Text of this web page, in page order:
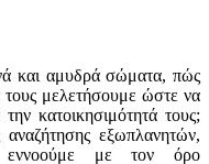
και αμυδρά σώματα, πώς
τους μελετήσουμε ώστε να
κατοικησιμότητά τους;
εξωπλανητών,
εννοούμε με τον όρο